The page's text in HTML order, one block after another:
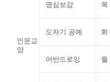
인문교
양
명심보감 목
도자기 공예 화
어반드로잉 월